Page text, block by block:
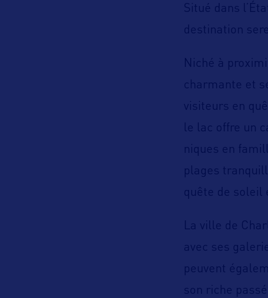
Situé dans
destination
Niché à
charmante et
visiteurs en
le lac offre un
niques en
plages
quête de soleil
La ville de
avec ses
peuvent
son riche